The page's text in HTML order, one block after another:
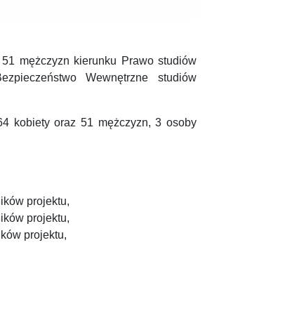
mężczyzn kierunku Prawo studiów
Wewnętrzne studiów
kobiety oraz 51 mężczyzn, 3 osoby
projektu,
projektu,
projektu,